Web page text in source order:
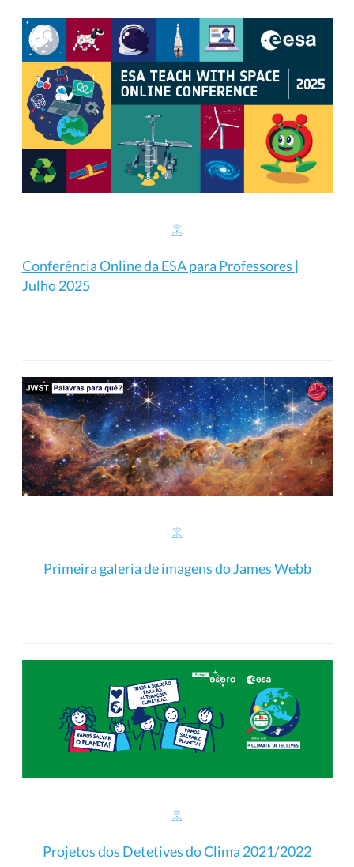
Conferência Online da ESA para Professores |
Julho 2025
Primeira galeria de imagens do James Webb
Projetos dos Detetives do Clima 2021/2022